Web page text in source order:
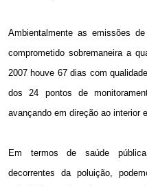
Ambientalmente as emissões
comprometido sobremaneira a
2007 houve 67 dias com
dos 24 pontos de
avançando em direção ao interior
Em termos de saúde
decorrentes da poluição,